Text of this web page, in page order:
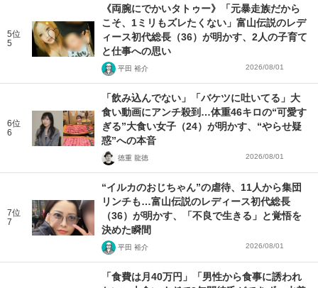
5位
5
《両腕にでかいタトゥー》「元暴走族だから
こそ、1ミリもズレたくない」富山伝説のレデ
ィース初代総長（36）が明かす、2人の子育て
と仕事への思い
平田 裕介 2026/08/01
6位
6
「飲み込んでない」「バケツに吐いてる」大
食い動画にアンチ殺到…体重46キロの“可愛す
ぎる”大食い女子（24）が明かす、“やらせ疑
惑”への本音
徳重 龍徳 2026/08/01
7位
7
“イルカのおじちゃん”の虐待、11人から集団
リンチも…富山伝説のレディース初代総長
（36）が明かす、「不良で生きる」と覚悟を
決めた瞬間
平田 裕介 2026/08/01
「食費は月40万円」「男性から食事に誘われ